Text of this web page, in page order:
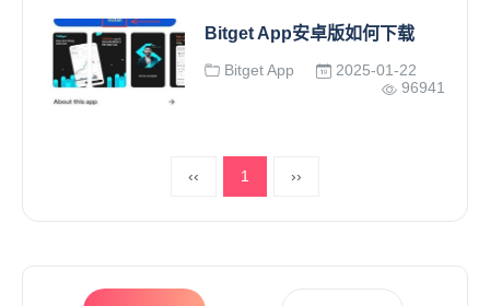
Bitget App安卓版如何下载
Bitget App
2025-01-22
96941
‹‹ 1 ››